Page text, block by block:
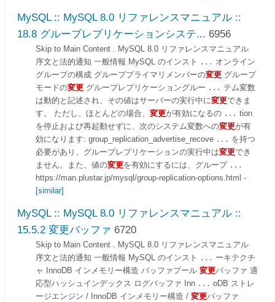
MySQL :: MySQL 8.0 リファレンスマニュアル ::
18.8 グループレプリケーションシステ... 6956
Skip to Main Content . MySQL 8.0 リファレンスマニュアル
序文と法的通知 一般情報 MySQL のインスト
...
オンライン
グループの構成 グループプライマリメンバーの変更 グループ
モードの変更 グループレプリケーショングルー ...
テム変数
は動的と記述され、その値はサーバーの実行中に変更できま
す。 ただし、ほとんどの場合、 変更が有効になるの ... tion
を停止および再起動せずに、次のシステム変数への変更が有
効になります: group_replication_advertise_recove ...
を持つ
必要があり、グループレプリケーションの実行中は変更でき
ません。また、値の変更を有効にするには、グループ ...
https://man.plustar.jp/mysql/group-replication-options.html -
[similar]
MySQL :: MySQL 8.0 リファレンスマニュアル ::
15.5.2 変更バッファ 6720
Skip to Main Content . MySQL 8.0 リファレンスマニュアル
序文と法的通知 一般情報 MySQL のインスト
...
ーキテクチ
ャ InnoDB インメモリー構造 バッファプール 変更バッファ 適
応型ハッシュインデックス ログバッファ Inn ... oDB ストレ
ージエンジン / InnoDB インメモリー構造 / 変更バッファ